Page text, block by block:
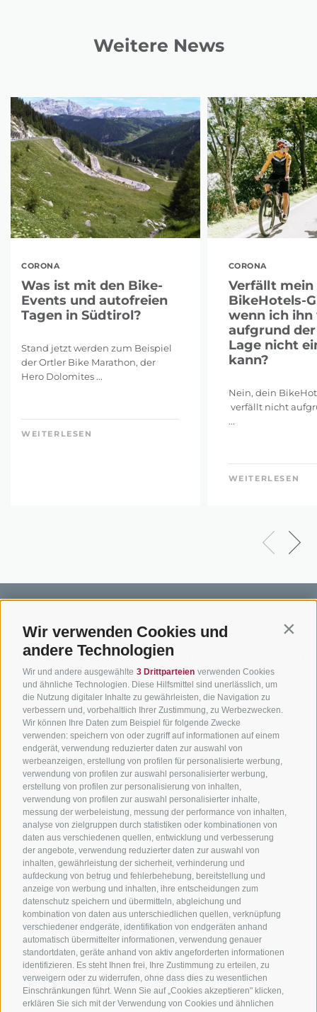
Wir verwenden Cookies und
andere Technologien
Wir und andere ausgewählte 3 Drittparteien verwenden Cookies
und ähnliche Technologien. Diese Hilfsmittel sind unerlässlich, um
die Nutzung digitaler Inhalte zu gewährleisten, die Navigation zu
verbessern und, vorbehaltlich Ihrer Zustimmung, zu Werbezwecken.
Wir können Ihre Daten zum Beispiel für folgende Zwecke
verwenden: speichern von oder zugriff auf informationen auf einem
endgerät, verwendung reduzierter daten zur auswahl von
werbeanzeigen, erstellung von profilen für personalisierte werbung,
verwendung von profilen zur auswahl personalisierter werbung,
erstellung von profilen zur personalisierung von inhalten,
verwendung von profilen zur auswahl personalisierter inhalte,
messung der werbeleistung, messung der performance von inhalten,
analyse von zielgruppen durch statistiken oder kombinationen von
daten aus verschiedenen quellen, entwicklung und verbesserung
der angebote, verwendung reduzierter daten zur auswahl von
inhalten, gewährleistung der sicherheit, verhinderung und
aufdeckung von betrug und fehlerbehebung, bereitstellung und
anzeige von werbung und inhalten, ihre entscheidungen zum
datenschutz speichern und übermitteln, abgleichung und
kombination von daten aus unterschiedlichen quellen, verknüpfung
verschiedener endgeräte, identifikation von endgeräten anhand
automatisch übermittelter informationen, verwendung genauer
standortdaten, geräte anhand von aktiv angeforderten informationen
identifizieren. Es steht Ihnen frei, Ihre Zustimmung zu erteilen, zu
verweigern oder zu widerrufen, ohne dass dies zu wesentlichen
Einschränkungen führt. Wenn Sie auf „Cookies akzeptieren" klicken,
erklären Sie sich mit der Verwendung von Cookies und ähnlichen
Weitere News
CORONA
Was ist mit den Bike-
Events und autofreien
Tagen in Südtirol?
Stand jetzt werden zum Beispiel
der Ortler Bike Marathon, der
Hero Dolomites ...
WEITERLESEN
CORONA
Verfällt mein
BikeHotels-
wenn ich ihn
aufgrund
Lage nicht
kann?
Nein, dein
verfällt nicht
...
WEITERLESEN
BIKEHOTELS
SÜDTIROL
Hotels & Pakete
Urlaubspakete
Unsere Gutscheine
Hot Deals
Bike & Work
BIKEN IN
SÜDTIROL
Mountainbiken in
Südtirol
Rennradfahren in
Südtirol
Radwege in Südtirol
Bikeshops & Verleihe
Bike-Schulen
Tourenzentrale
Kontakt
Anreise
Zum
info@bikehotels.it
MELDE DICH ZU UNSEREM NEWSLETTER AN!